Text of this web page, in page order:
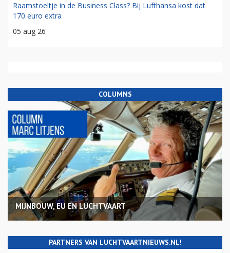
Raamstoeltje in de Business Class? Bij Lufthansa kost dat
170 euro extra
05 aug 26
COLUMNS
MIJNBOUW, EU EN LUCHTVAART
PARTNERS VAN LUCHTVAARTNIEUWS.NL!